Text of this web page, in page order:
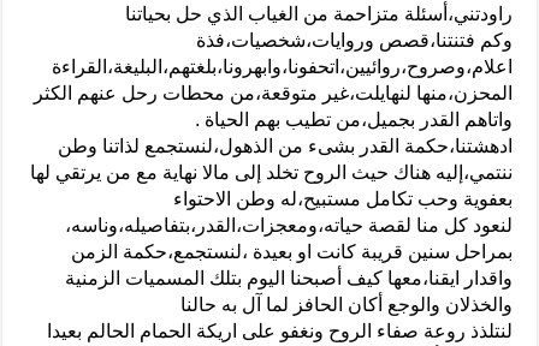
راودتني،أسئلة متزاحمة من الغياب الذي حل بحياتنا
وكم فتنتنا،قصص وروايات،شخصيات،فذة
اعلام،وصروح،روائيين،اتحفونا،وابهرونا،بلغتهم،البليغة،القراءة
المحزن،منها لنهايلت،غير متوقعة،من محطات رحل عنهم الكثر
واتاهم القدر بجميل،من تطيب بهم الحياة .
ادهشتنا،حكمة القدر بشىء من الذهول،لنستجمع لذاتنا وطن
ننتمي،إليه هناك حيث الروح تخلد إلى مالا نهاية مع من يرتقي لها
بعفوية وحب تكامل مستبيح،له وطن الاحتواء
لنعود كل منا لقصة حياته،ومعجزات،القدر،بتفاصيله،وناسه،
بمراحل سنين قريبة كانت او بعيدة ،لنستجمع،حكمة الزمن
واقدار ايقنا،معها كيف أصبحنا اليوم بتلك المسميات الزمنية
والخذلان والوجع أكان الحافز لما آل به حالنا
لنتلذذ روعة صفاء الروح ونغفو على اريكة الحمام الحالم بعيدا